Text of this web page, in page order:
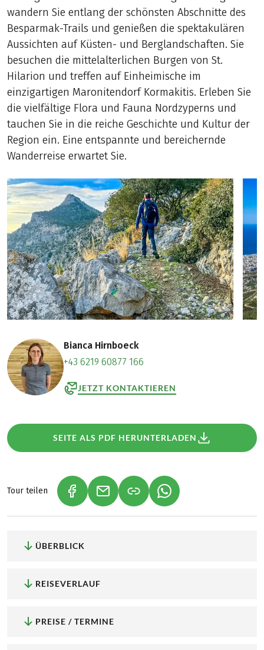
wandern Sie entlang der schönsten Abschnitte des
Besparmak-Trails und genießen die spektakulären
Aussichten auf Küsten- und Berglandschaften. Sie
besuchen die mittelalterlichen Burgen von St.
Hilarion und treffen auf Einheimische im
einzigartigen Maronitendorf Kormakitis. Erleben Sie
die vielfältige Flora und Fauna Nordzyperns und
tauchen Sie in die reiche Geschichte und Kultur der
Region ein. Eine entspannte und bereichernde
Wanderreise erwartet Sie.
Bianca Hirnboeck
+43 6219 60877 166
JETZT KONTAKTIEREN
SEITE ALS PDF HERUNTERLADEN
Tour teilen (LINK ÖFFNET IN NEUEM TAB)
(LINK ÖFFNET IN NEUEM TAB)
(LINK ÖFFNET IN
ÜBERBLICK
REISEVERLAUF
PREISE / TERMINE